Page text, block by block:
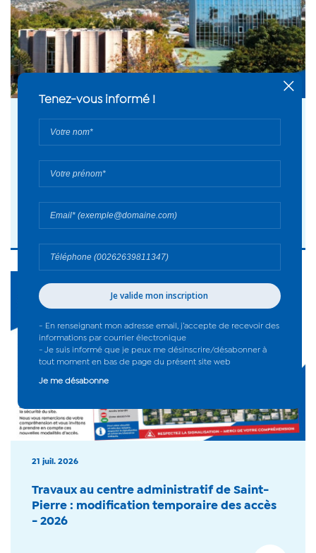
24 juil. 2026
Travaux sur la RD41 « Route de la Montagne
» : Circulation réglementée de nuit du 27
juillet au 7 août - 2026
21 juil. 2026
Travaux au centre administratif de Saint-
Pierre : modification temporaire des accès
- 2026